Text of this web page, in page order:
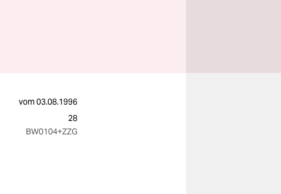
vom03.08.1996
28
BW0104+ZZG